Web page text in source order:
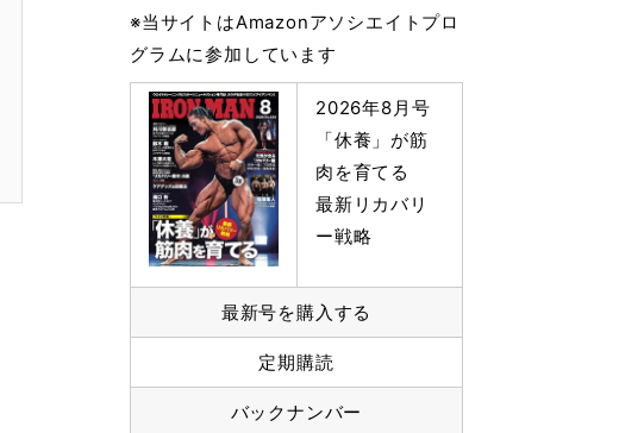
※当サイトはAmazonアソシエイトプロ
グラムに参加しています
2026年8月号
「休養」が筋
肉を育てる
最新リカバリ
ー戦略
最新号を購入する
定期購読
バックナンバー